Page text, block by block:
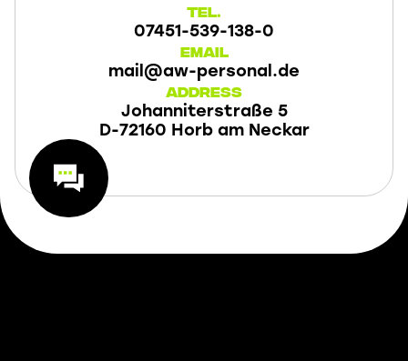
Tel.
07451-539-138-0
Email
mail@aw-personal.de
Address
Johanniterstraße 5
D-72160 Horb am Neckar